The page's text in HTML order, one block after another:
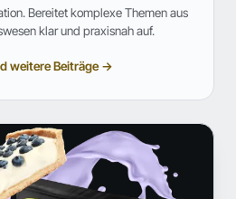
Bereitet komplexe Themen aus
klar und praxisnah auf.
weitere Beiträge →